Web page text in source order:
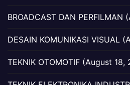
BROADCAST DAN PERFILMAN
DESAIN KOMUNIKASI VISUAL
TEKNIK OTOMOTIF (August 18,